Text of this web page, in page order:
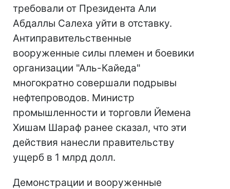
требовали от Президента Али
Абдаллы Салеха уйти в отставку.
Антиправительственные
вооруженные силы племен и боевики
организации "Аль-Кайеда"
многократно совершали подрывы
нефтепроводов. Министр
промышленности и торговли Йемена
Хишам Шараф ранее сказал, что эти
действия нанесли правительству
ущерб в 1 млрд долл.
Демонстрации и вооруженные